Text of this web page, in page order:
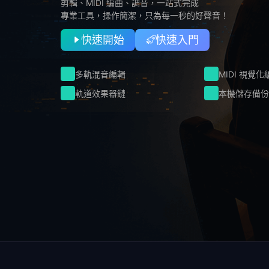
剪輯、MIDI 編曲、調音，一站式完成
專業工具，操作簡潔，只為每一秒的好聲音！
快速開始 快速入門
多軌混音編輯
MIDI 視覺化
軌道效果器鏈
本機儲存備份